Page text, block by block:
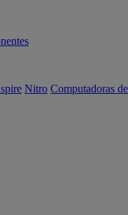
Nitro Computadoras